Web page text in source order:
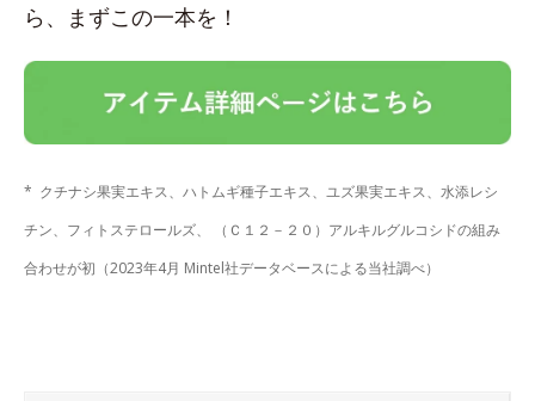
ら、まずこの一本を！
* クチナシ果実エキス、ハトムギ種子エキス、ユズ果実エキス、水添レシ
チン、フィトステロールズ、 （Ｃ１２－２０）アルキルグルコシドの組み
合わせが初（2023年4月 Mintel社データベースによる当社調べ）